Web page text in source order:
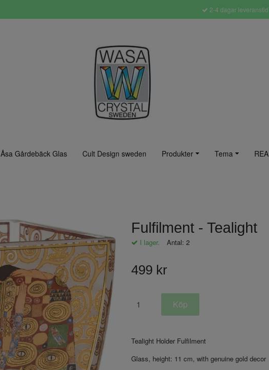
2-4 dagar leveranstid
Åsa Gårdebäck Glas Cult Design sweden Produkter Tema REA
Fulfilment - Tealight
I lager. Antal: 2
499 kr
Tealight Holder Fulfilment
Glass, height: 11 cm, with genuine gold decor